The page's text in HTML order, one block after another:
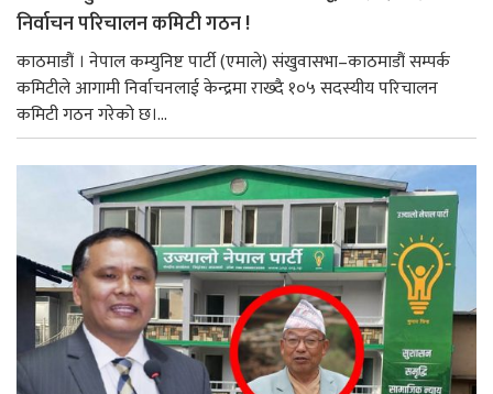
निर्वाचन परिचालन कमिटी गठन !
काठमाडौं । नेपाल कम्युनिष्ट पार्टी (एमाले) संखुवासभा–काठमाडौं सम्पर्क
कमिटीले आगामी निर्वाचनलाई केन्द्रमा राख्दै १०५ सदस्यीय परिचालन
कमिटी गठन गरेको छ।...